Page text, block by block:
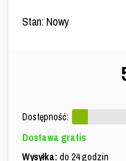
Stan: Nowy
Dostępność:
Dostawa gratis
Wysyłka: do 24 godzin